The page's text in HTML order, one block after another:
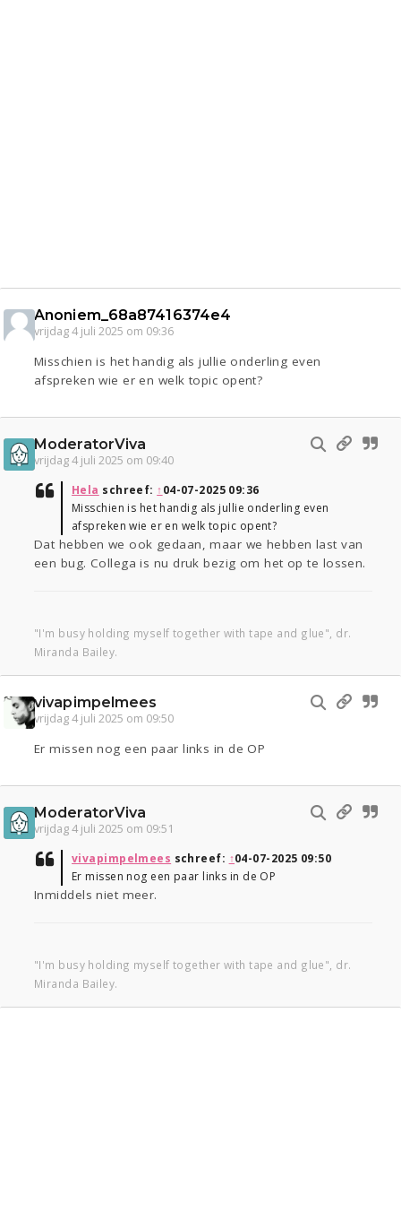
Anoniem_68a87416374e4
vrijdag 4 juli 2025 om 09:36
Misschien is het handig als jullie onderling even
afspreken wie er en welk topic opent?
ModeratorViva
vrijdag 4 juli 2025 om 09:40
Hela schreef: ↑04-07-2025 09:36
Misschien is het handig als jullie onderling even
afspreken wie er en welk topic opent?
Dat hebben we ook gedaan, maar we hebben last van
een bug. Collega is nu druk bezig om het op te lossen.
"I'm busy holding myself together with tape and glue", dr.
Miranda Bailey.
vivapimpelmees
vrijdag 4 juli 2025 om 09:50
Er missen nog een paar links in de OP
ModeratorViva
vrijdag 4 juli 2025 om 09:51
vivapimpelmees schreef: ↑04-07-2025 09:50
Er missen nog een paar links in de OP
Inmiddels niet meer.
"I'm busy holding myself together with tape and glue", dr.
Miranda Bailey.